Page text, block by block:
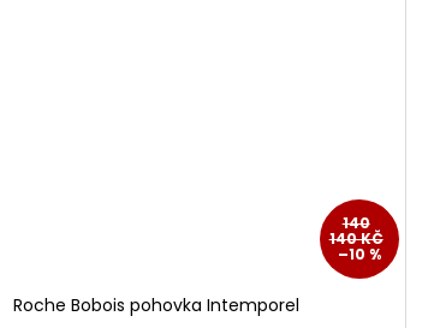
140
140 KČ
–10 %
Roche Bobois pohovka Intemporel